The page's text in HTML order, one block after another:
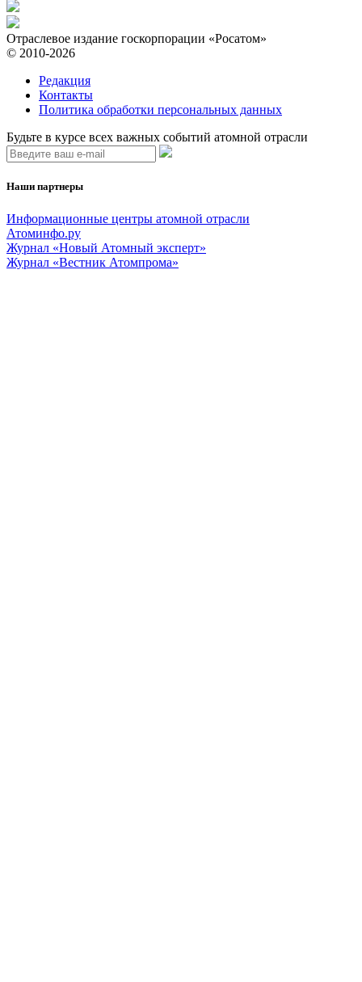
Отраслевое издание госкорпорации «Росатом»
© 2010-2026
Редакция
Контакты
Политика обработки персональных данных
Будьте в курсе всех важных событий атомной отрасли
Наши партнеры
Информационные центры атомной отрасли
Атоминфо.ру
Журнал «Новый Атомный эксперт»
Журнал «Вестник Атомпрома»